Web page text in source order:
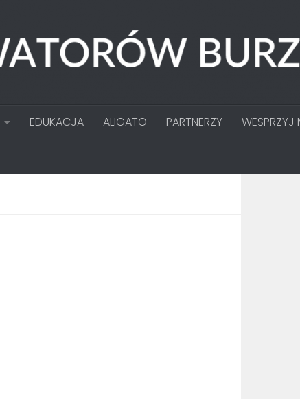
EDUKACJA ALIGATO PARTNERZY WESPRZYJ